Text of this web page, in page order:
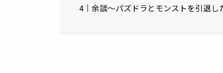
余談〜パズドラとモンストを引退し